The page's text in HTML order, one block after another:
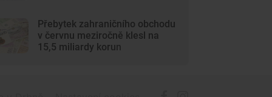
Přebytek zahraničního obchodu
v červnu meziročně klesl na
15,5 miliardy korun